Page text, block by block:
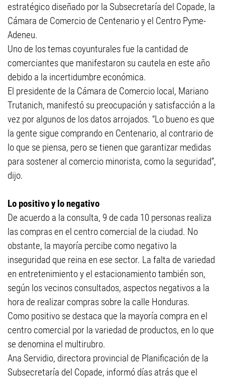
estratégico diseñado por la Subsecretaría del Copade, la
Cámara de Comercio de Centenario y el Centro Pyme-
Adeneu.
Uno de los temas coyunturales fue la cantidad de
comerciantes que manifestaron su cautela en este año
debido a la incertidumbre económica.
El presidente de la Cámara de Comercio local, Mariano
Trutanich, manifestó su preocupación y satisfacción a la
vez por algunos de los datos arrojados. “Lo bueno es que
la gente sigue comprando en Centenario, al contrario de
lo que se piensa, pero se tienen que garantizar medidas
para sostener al comercio minorista, como la seguridad”,
dijo.
Lo positivo y lo negativo
De acuerdo a la consulta, 9 de cada 10 personas realiza
las compras en el centro comercial de la ciudad. No
obstante, la mayoría percibe como negativo la
inseguridad que reina en ese sector. La falta de variedad
en entretenimiento y el estacionamiento también son,
según los vecinos consultados, aspectos negativos a la
hora de realizar compras sobre la calle Honduras.
Como positivo se destaca que la mayoría compra en el
centro comercial por la variedad de productos, en lo que
se denomina el multirubro.
Ana Servidio, directora provincial de Planificación de la
Subsecretaría del Copade, informó días atrás que el